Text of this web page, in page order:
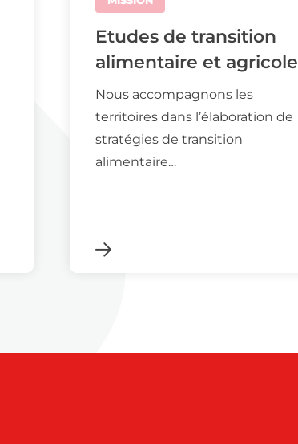
Etudes de transition
alimentaire et agricole
Nous accompagnons les
territoires dans l’élaboration de
stratégies de transition
alimentaire…